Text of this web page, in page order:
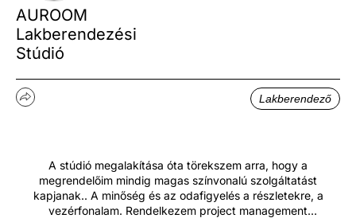
AUROOM
Lakberendezési
Stúdió
Lakberendező
A stúdió megalakítása óta törekszem arra, hogy a
megrendelőim mindig magas színvonalú szolgáltatást
kapjanak.. A minőség és az odafigyelés a részletekre, a
vezérfonalam. Rendelkezem project management